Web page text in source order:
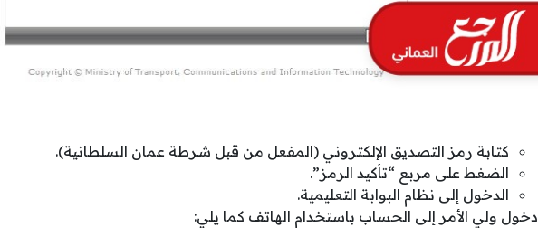
كتابة رمز التصديق الإلكتروني (المفعل من قبل شرطة عمان السلطانية).
الضغط على مربع “تأكيد الرمز”.
الدخول إلى نظام البوابة التعليمية.
دخول ولي الأمر إلى الحساب باستخدام الهاتف كما يلي: